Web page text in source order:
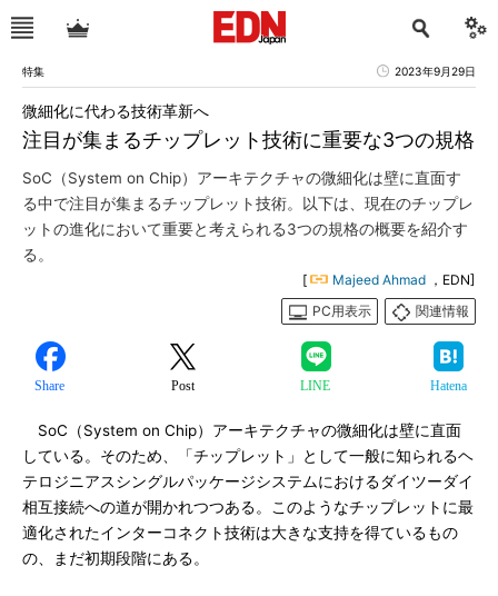
特集 2023年9月29日
注目が集まるチップレット技術に重要な3つの規格
微細化に代わる技術革新へ
SoC（System on Chip）アーキテクチャの微細化は壁に直面す
る中で注目が集まるチップレット技術。以下は、現在のチップレ
ットの進化において重要と考えられる3つの規格の概要を紹介す
る。
[ Majeed Ahmad ，EDN]
PC用表示
関連情報
Share Post LINE Hatena
SoC（System on Chip）アーキテクチャの微細化は壁に直面
している。そのため、「チップレット」として一般に知られるヘ
テロジニアスシングルパッケージシステムにおけるダイツーダイ
相互接続への道が開かれつつある。このようなチップレットに最
適化されたインターコネクト技術は大きな支持を得ているもの
の、まだ初期段階にある。